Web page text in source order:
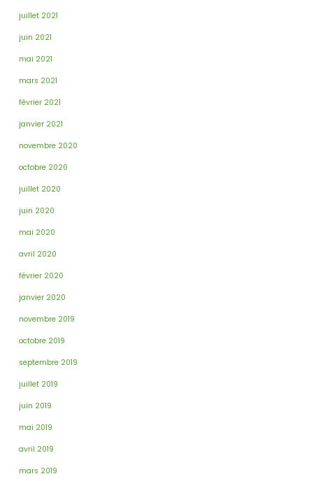
juillet 2021
juin 2021
mai 2021
mars 2021
février 2021
janvier 2021
novembre 2020
octobre 2020
juillet 2020
juin 2020
mai 2020
avril 2020
février 2020
janvier 2020
novembre 2019
octobre 2019
septembre 2019
juillet 2019
juin 2019
mai 2019
avril 2019
mars 2019